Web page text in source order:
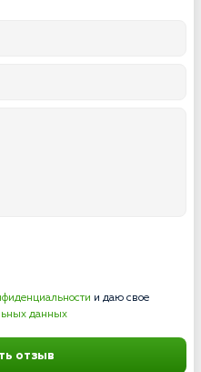
и даю свое
данных
отзыв